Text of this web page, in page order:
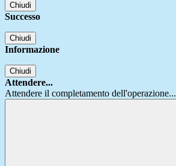
Chiudi
Successo
Chiudi
Informazione
Chiudi
Attendere...
Attendere il completamento dell'operazione...